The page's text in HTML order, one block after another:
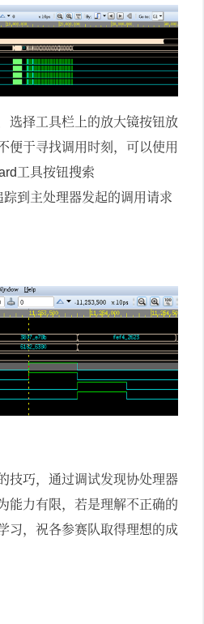
选择工具栏上的放大镜按钮放
便于寻找调用时刻，可以使用
工具按钮搜索
到主处理器发起的调用请求
技巧，通过调试发现协处理器
能力有限，若是理解不正确的
习，祝各参赛队取得理想的成